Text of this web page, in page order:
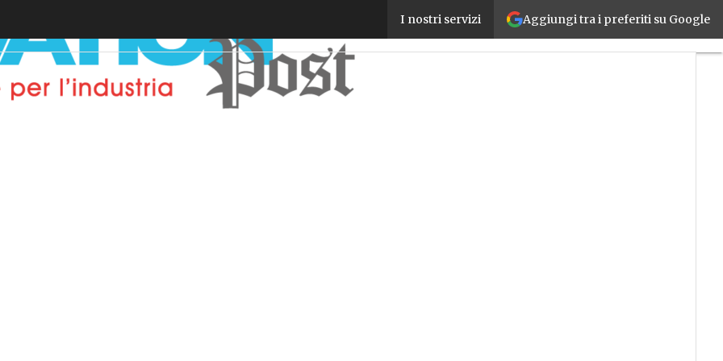
Aggiungi tra i preferiti su Google
I nostri servizi
Come sta cambiando l’impresa Smart 4.0: la